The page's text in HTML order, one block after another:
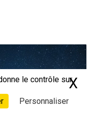
le contrôle sur
Personnaliser
X